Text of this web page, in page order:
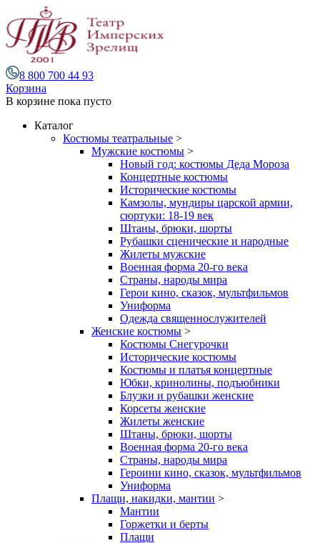
8 800 700 44 93
Корзина
В корзине пока пусто
Каталог
Костюмы театральные >
Мужские костюмы >
Новый год: костюмы Деда Мороза
Концертные костюмы
Исторические костюмы
Камзолы, мундиры царской армии,
сюртуки: 18-19 век
Штаны, брюки, шорты
Рубашки сценические и народные
Жилеты мужские
Военная форма 20-го века
Страны, народы мира
Герои кино, сказок, мультфильмов
Униформа
Одежда священнослужителей
Женские костюмы >
Костюмы Снегурочки
Исторические костюмы
Костюмы и платья концертные
Юбки, кринолины, подъюбники
Блузки и рубашки женские
Корсеты женские
Жилеты женские
Штаны, брюки, шорты
Военная форма 20-го века
Страны, народы мира
Героини кино, сказок, мультфильмов
Униформа
Плащи, накидки, мантии >
Мантии
Горжетки и берты
Плащи